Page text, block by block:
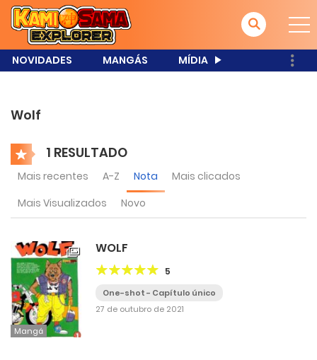
NOVIDADES MANGÁS MÍDIA
Wolf
1 RESULTADO
Mais recentes A-Z Nota
Mais clicados
Mais Visualizados
Novo
Mangá
WOLF
5
One-shot - Capítulo único
27 de outubro de 2021